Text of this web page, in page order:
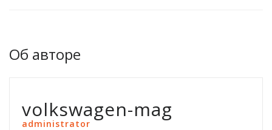
Об авторе
volkswagen-mag
administrator